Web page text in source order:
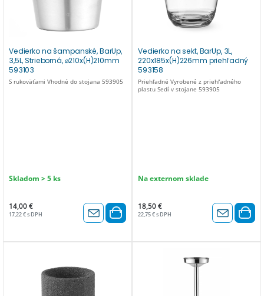
Vedierko na šampanské, BarUp,
3,5L, Strieborná, ⌀210x(H)210mm
593103
S rukoväťami Vhodné do stojana 593905
Skladom > 5 ks
14,00 €
17,22 € s DPH
Vedierko na sekt, BarUp, 3L,
220x185x(H)226mm priehľadný
593158
Priehľadné Vyrobené z priehľadného
plastu Sedí v stojane 593905
Na externom sklade
18,50 €
22,75 € s DPH